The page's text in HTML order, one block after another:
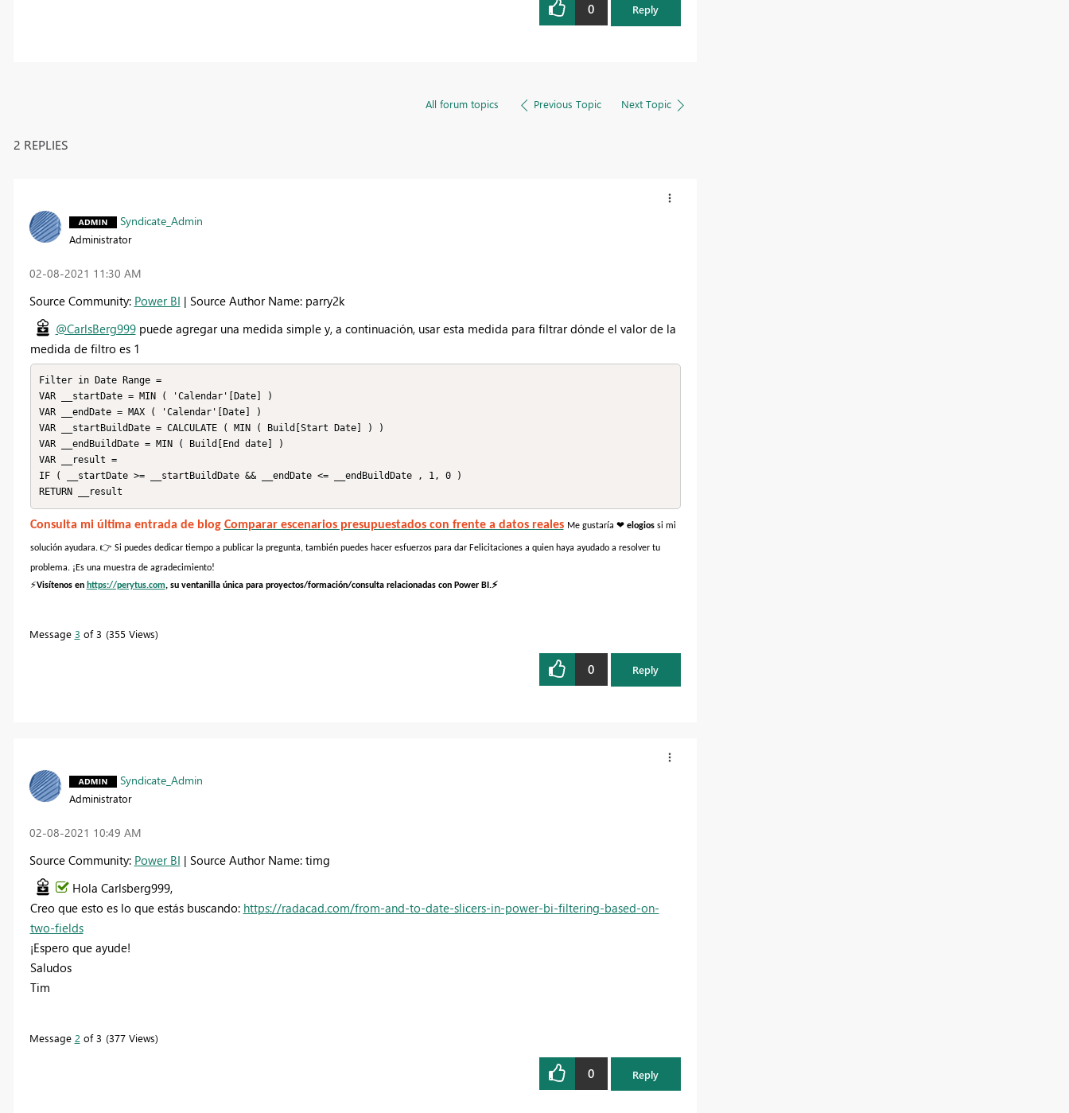
0 Reply
All forum topics Previous Topic Next Topic
2 REPLIES
Syndicate_Admin
Administrator
‎02-08-2021 11:30 AM
Source Community: Power BI | Source Author Name: parry2k
@CarlsBerg999puede agregar una medida simple y, a continuación, usar esta medida para filtrar dónde el valor de la
medida de filtro es 1
Filter in Date Range =
VAR __startDate = MIN ( 'Calendar'[Date] )
VAR __endDate = MAX ( 'Calendar'[Date] )
VAR __startBuildDate = CALCULATE ( MIN ( Build[Start Date] ) )
VAR __endBuildDate = MIN ( Build[End date] )
VAR __result =
IF ( __startDate >= __startBuildDate && __endDate <= __endBuildDate , 1, 0 )
RETURN __result
Consulta mi última entrada de blog Comparar escenarios presupuestados con frente a datos reales Me gustaría ❤ elogiossi mi
solución ayudara. 👉 Si puedes dedicar tiempo a publicar la pregunta, también puedes hacer esfuerzos para dar Felicitaciones a quien haya ayudado a resolver tu
problema. ¡Es una muestra de agradecimiento!
⚡Visítenos en https://perytus.com, su ventanilla única para proyectos/formación/consulta relacionadas con Power BI.⚡
Message 3 of 3 355 Views
0 Reply
Syndicate_Admin
Administrator
‎02-08-2021 10:49 AM
Source Community: Power BI | Source Author Name: timg
Hola Carlsberg999,
Creo que esto es lo que estás buscando: https://radacad.com/from-and-to-date-slicers-in-power-bi-filtering-based-on-
two-fields
¡Espero que ayude!
Saludos
Tim
Message 2 of 3 377 Views
0 Reply